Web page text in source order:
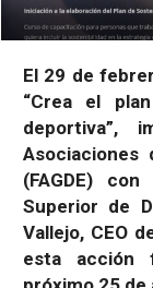
El 29 de
“Crea el
deportiva”,
Asociaciones
(FAGDE)
Superior de
Vallejo, CEO
esta acción